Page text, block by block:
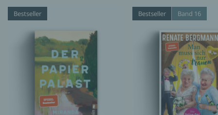
Bestseller Bestseller Band 16